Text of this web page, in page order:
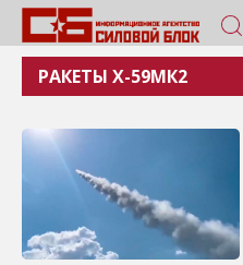
РАКЕТЫ Х-59МК2